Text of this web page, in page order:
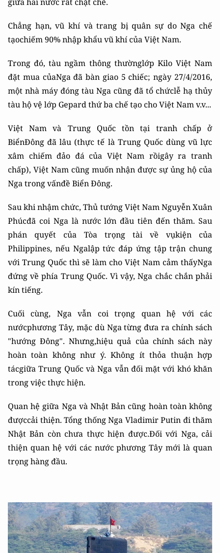
Chẳng hạn, vũ khí và trang bị quân sự do Nga chế
tạochiếm 90% nhập khẩu vũ khí của Việt Nam.
Trong đó, tàu ngầm thông thườnglớp Kilo Việt Nam
đặt mua củaNga đã bàn giao 5 chiếc; ngày 27/4/2016,
một nhà máy đóng tàu Nga cũng đã tổ chứclễ hạ thủy
tàu hộ vệ lớp Gepard thứ ba chế tạo cho Việt Nam v.v...
Việt Nam và Trung Quốc tồn tại tranh chấp ở
BiểnĐông đã lâu (thực tế là Trung Quốc dùng vũ lực
xâm chiếm đảo đá của Việt Nam rồigây ra tranh
chấp), Việt Nam cũng muốn nhận được sự ủng hộ của
Nga trong vấnđề Biển Đông.
Sau khi nhậm chức, Thủ tướng Việt Nam Nguyễn Xuân
Phúcđã coi Nga là nước lớn đầu tiên đến thăm. Sau
phán quyết của Tòa trọng tài về vụkiện của
Philippines, nếu Ngalập tức đáp ứng tập trận chung
với Trung Quốc thì sẽ làm cho Việt Nam cảm thấyNga
đứng về phía Trung Quốc. Vì vậy, Nga chắc chắn phải
kín tiếng.
Cuối cùng, Nga vẫn coi trọng quan hệ với các
nướcphương Tây, mặc dù Nga từng đưa ra chính sách
"hướng Đông". Nhưng,hiệu quả của chính sách này
hoàn toàn không như ý. Không ít thỏa thuận hợp
tácgiữa Trung Quốc và Nga vẫn đối mặt với khó khăn
trong việc thực hiện.
Quan hệ giữa Nga và Nhật Bản cũng hoàn toàn không
đượccải thiện. Tổng thống Nga Vladimir Putin đi thăm
Nhật Bản còn chưa thực hiện được.Đối với Nga, cải
thiện quan hệ với các nước phương Tây mới là quan
trọng hàng đầu.